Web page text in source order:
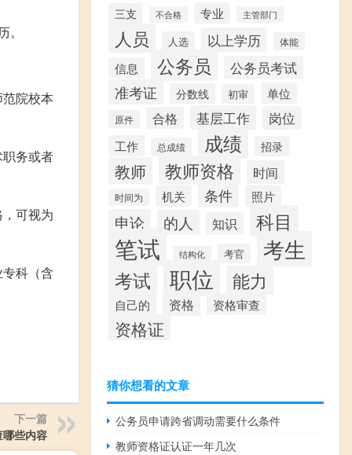
院校本
务或者
可视为
科（含
下一篇
些内容
三支 不合格 专业 主管部门
人员 人选 以上学历 体能
信息 公务员 公务员考试
准考证 分数线 初审 单位
原件 合格 基层工作 岗位
工作 总成绩 成绩 招录
教师 教师资格 时间
时间为 机关 条件 照片
申论 的人 知识 科目
笔试 结构化 考官 考生
考试 职位 能力
自己的 资格 资格审查
资格证
猜你想看的文章
公务员申请跨省调动需要什么条件
教师资格证认证一年几次